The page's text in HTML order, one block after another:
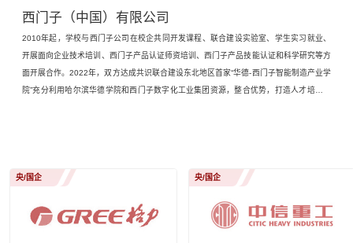
西门子（中国）有限公司
2010年起，学校与西门子公司在校企共同开发课程、联合建设实验室、学生实习就业、
开展面向企业技术培训、西门子产品认证师资培训、西门子产品技能认证和科学研究等方
面开展合作。2022年，双方达成共识联合建设东北地区首家“华德-西门子智能制造产业学
院”充分利用哈尔滨华德学院和西门子数字化工业集团资源，整合优势，打造人才培养、
央/国企 世界500强